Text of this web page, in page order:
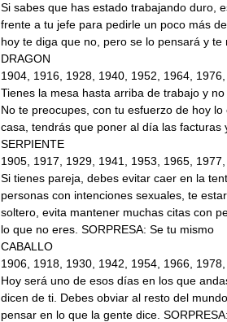
Si sabes que has estado trabajando duro,
frente a tu jefe para pedirle un poco más
hoy te diga que no, pero se lo pensará y te
DRAGON
1904, 1916, 1928, 1940, 1952, 1964,
Tienes la mesa hasta arriba de trabajo y
No te preocupes, con tu esfuerzo de hoy lo
casa, tendrás que poner al día las facturas
SERPIENTE
1905, 1917, 1929, 1941, 1953, 1965, 1977,
Si tienes pareja, debes evitar caer en la
personas con intenciones sexuales, te
soltero, evita mantener muchas citas con
lo que no eres. SORPRESA: Se tu mismo
CABALLO
1906, 1918, 1930, 1942, 1954, 1966,
Hoy será uno de esos días en los que
dicen de ti. Debes obviar al resto del
pensar en lo que la gente dice.